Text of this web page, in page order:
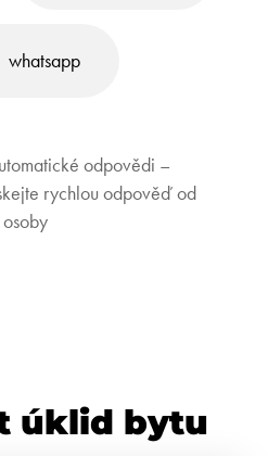
whatsapp
odpovědi –
rychlou odpověď od
osoby
úklid bytu